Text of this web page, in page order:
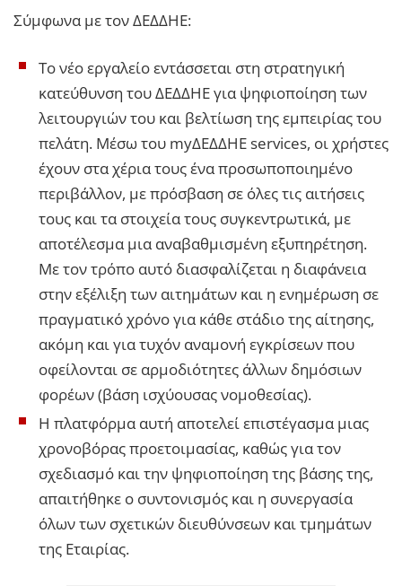
Σύμφωνα με τον ΔΕΔΔΗΕ:
Το νέο εργαλείο εντάσσεται στη στρατηγική
κατεύθυνση του ΔΕΔΔΗΕ για ψηφιοποίηση των
λειτουργιών του και βελτίωση της εμπειρίας του
πελάτη. Μέσω του myΔΕΔΔΗΕ services, οι χρήστες
έχουν στα χέρια τους ένα προσωποποιημένο
περιβάλλον, με πρόσβαση σε όλες τις αιτήσεις
τους και τα στοιχεία τους συγκεντρωτικά, με
αποτέλεσμα μια αναβαθμισμένη εξυπηρέτηση.
Με τον τρόπο αυτό διασφαλίζεται η διαφάνεια
στην εξέλιξη των αιτημάτων και η ενημέρωση σε
πραγματικό χρόνο για κάθε στάδιο της αίτησης,
ακόμη και για τυχόν αναμονή εγκρίσεων που
οφείλονται σε αρμοδιότητες άλλων δημόσιων
φορέων (βάση ισχύουσας νομοθεσίας).
Η πλατφόρμα αυτή αποτελεί επιστέγασμα μιας
χρονοβόρας προετοιμασίας, καθώς για τον
σχεδιασμό και την ψηφιοποίηση της βάσης της,
απαιτήθηκε ο συντονισμός και η συνεργασία
όλων των σχετικών διευθύνσεων και τμημάτων
της Εταιρίας.